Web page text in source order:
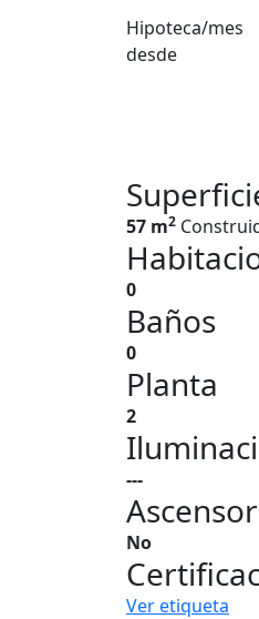
Hipoteca/mes
desde
57 m2
0
Baños
0
Planta
2
---
Ascensor
No
Ver etiqueta